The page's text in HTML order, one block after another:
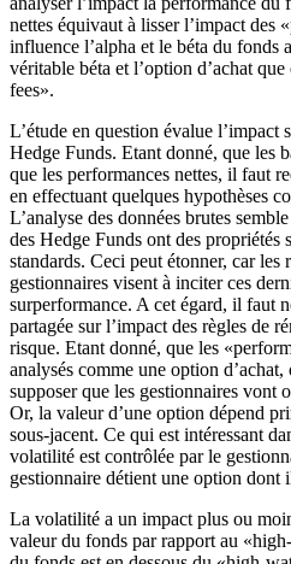
nettes équivaut à lisser l’impact des
influence l’alpha et le béta du fonds
véritable béta et l’option d’achat
fees».
L’étude en question évalue l’impact
Hedge Funds. Etant donné, que les
que les performances nettes, il faut
en effectuant quelques hypothèses
L’analyse des données brutes
des Hedge Funds ont des propriétés
standards. Ceci peut étonner, car les
gestionnaires visent à inciter ces
surperformance. A cet égard, il faut
partagée sur l’impact des règles de
risque. Etant donné, que les
analysés comme une option
supposer que les gestionnaires vont
Or, la valeur d’une option dépend
sous-jacent. Ce qui est intéressant
volatilité est contrôlée par le
gestionnaire détient une option dont
La volatilité a un impact plus ou
valeur du fonds par rapport au